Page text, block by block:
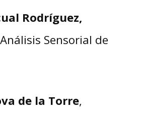
Rodríguez,
Sensorial de
de la Torre,